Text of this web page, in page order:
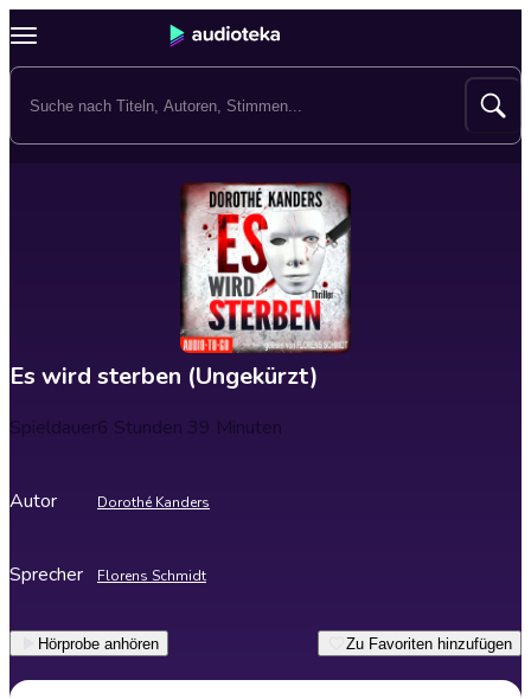
Es wird sterben (Ungekürzt)
Spieldauer6 Stunden 39 Minuten
Autor Dorothé Kanders
Sprecher Florens Schmidt
Hörprobe anhören Zu Favoriten hinzufügen